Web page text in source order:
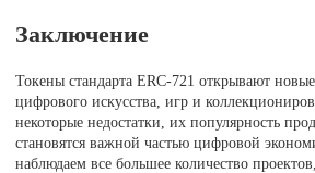
Заключение
Токены стандарта ERC-721 открывают
цифрового искусства, игр и
некоторые недостатки, их популярность
становятся важной частью цифровой
наблюдаем все большее количество